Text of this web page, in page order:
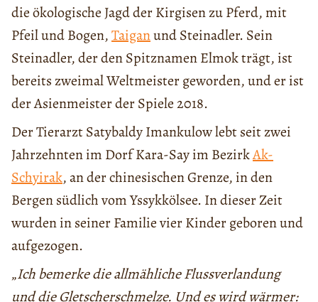
die ökologische Jagd der Kirgisen zu Pferd, mit
Pfeil und Bogen,Taiganund Steinadler. Sein
Steinadler, der den Spitznamen Elmok trägt, ist
bereits zweimal Weltmeister geworden, und er ist
der Asienmeister der Spiele 2018.
Der Tierarzt Satybaldy Imankulow lebt seit zwei
Jahrzehnten im Dorf Kara-Say im BezirkAk-
Schyirak, an der chinesischen Grenze, in den
Bergen südlich vom Yssykkölsee. In dieser Zeit
wurden in seiner Familie vier Kinder geboren und
aufgezogen.
„Ich bemerke die allmähliche Flussverlandung
und die Gletscherschmelze. Und es wird wärmer: